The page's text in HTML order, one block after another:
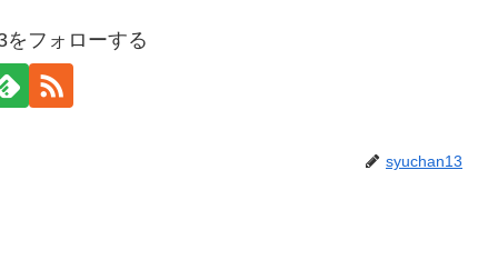
をフォローする
syuchan13